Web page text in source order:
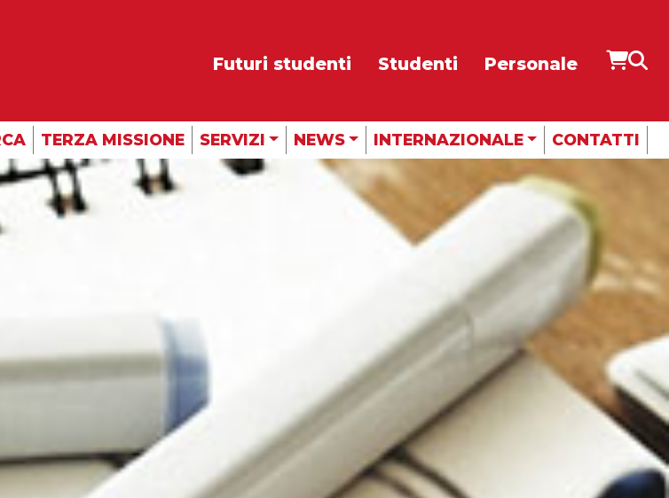
Futuri studenti Studenti Personale
TERZA MISSIONE SERVIZI NEWS INTERNAZIONALE CONTATTI